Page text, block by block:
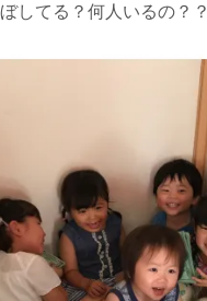
してる？何人いるの？？